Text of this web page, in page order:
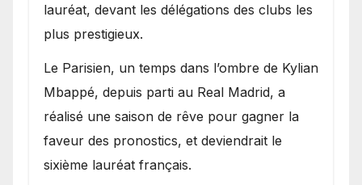
lauréat, devant les délégations des clubs les
plus prestigieux.
Le Parisien, un temps dans l’ombre de Kylian
Mbappé, depuis parti au Real Madrid, a
réalisé une saison de rêve pour gagner la
faveur des pronostics, et deviendrait le
sixième lauréat français.